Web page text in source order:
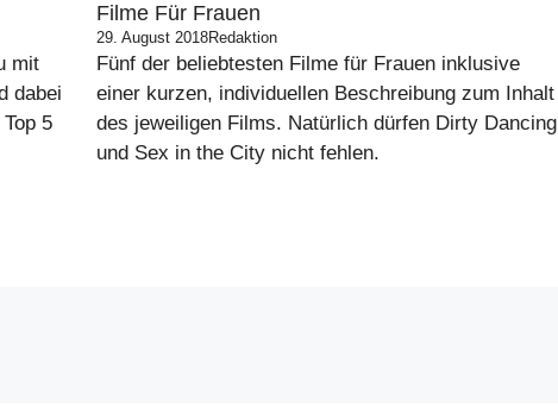
mit
dabei
5
Filme Für Frauen
29. August 2018Redaktion
Fünf der beliebtesten Filme für Frauen inklusive
einer kurzen, individuellen Beschreibung zum Inhalt
des jeweiligen Films. Natürlich dürfen Dirty Dancing
und Sex in the City nicht fehlen.